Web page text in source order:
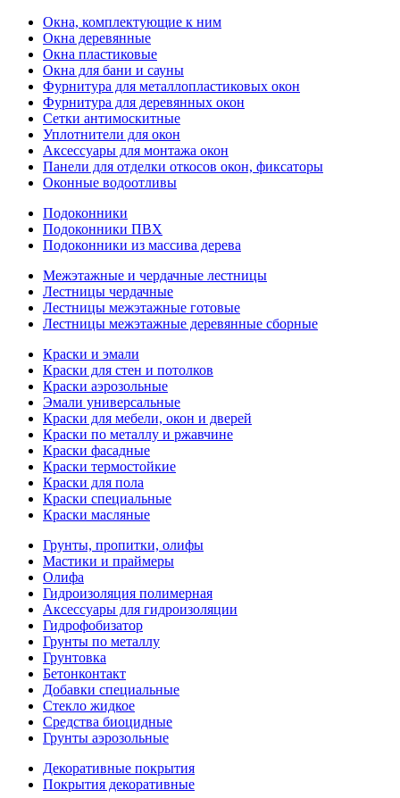
Окна, комплектующие к ним
Окна деревянные
Окна пластиковые
Окна для бани и сауны
Фурнитура для металлопластиковых окон
Фурнитура для деревянных окон
Сетки антимоскитные
Уплотнители для окон
Аксессуары для монтажа окон
Панели для отделки откосов окон, фиксаторы
Оконные водоотливы
Подоконники
Подоконники ПВХ
Подоконники из массива дерева
Межэтажные и чердачные лестницы
Лестницы чердачные
Лестницы межэтажные готовые
Лестницы межэтажные деревянные сборные
Краски и эмали
Краски для стен и потолков
Краски аэрозольные
Эмали универсальные
Краски для мебели, окон и дверей
Краски по металлу и ржавчине
Краски фасадные
Краски термостойкие
Краски для пола
Краски специальные
Краски масляные
Грунты, пропитки, олифы
Мастики и праймеры
Олифа
Гидроизоляция полимерная
Аксессуары для гидроизоляции
Гидрофобизатор
Грунты по металлу
Грунтовка
Бетонконтакт
Добавки специальные
Стекло жидкое
Средства биоцидные
Грунты аэрозольные
Декоративные покрытия
Покрытия декоративные